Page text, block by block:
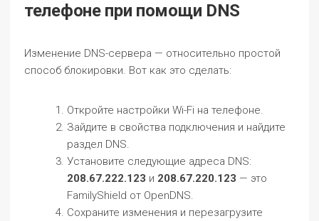
телефоне при помощи DNS
Изменение DNS-сервера — относительно простой
способ блокировки. Вот как это сделать:
Откройте настройки Wi-Fi на телефоне.
Зайдите в свойства подключения и найдите
раздел DNS.
Установите следующие адреса DNS:
208.67.222.123 и 208.67.220.123 — это
FamilyShield от OpenDNS.
Сохраните изменения и перезагрузите